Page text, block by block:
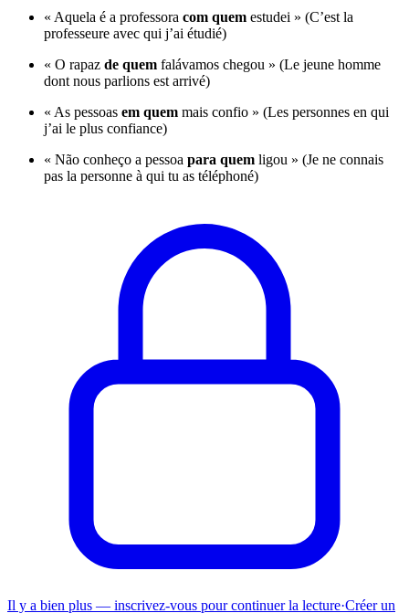
« Aquela é a professora com quem estudei » (C’est la
professeure avec qui j’ai étudié)
« O rapaz de quem falávamos chegou » (Le jeune homme
dont nous parlions est arrivé)
« As pessoas em quem mais confio » (Les personnes en qui
j’ai le plus confiance)
« Não conheço a pessoa para quem ligou » (Je ne connais
pas la personne à qui tu as téléphoné)
Il y a bien plus — inscrivez-vous pour continuer la lecture·Créer un